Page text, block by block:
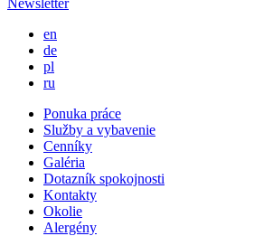
en
de
pl
ru
Ponuka práce
Služby a vybavenie
Cenníky
Galéria
Dotazník spokojnosti
Kontakty
Okolie
Alergény